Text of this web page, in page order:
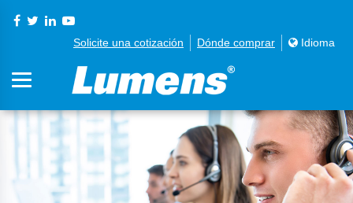
Solicite una cotización Dónde comprar Idioma